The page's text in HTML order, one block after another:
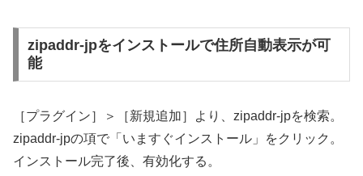
zipaddr-jpをインストールで住所自動表示が可
能
［プラグイン］＞［新規追加］より、zipaddr-jpを検索。
zipaddr-jpの項で「いますぐインストール」をクリック。
インストール完了後、有効化する。